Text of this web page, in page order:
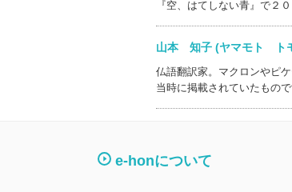
『空、はてしない青』で２
山本 知子 (ヤマモト
仏語翻訳家。マクロンやピ
当時に掲載されていたもので
e-honについて